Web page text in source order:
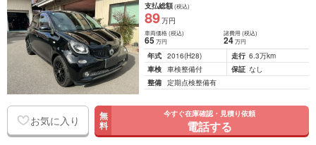
支払総額(税込)
89万円
車両価格(税込)
65万円
諸費用 (税込)
24 万円
年式 2016(H28) 走行 6.3万km
車検 車検整備付 保証 なし
整備 定期点検整備有
お気に入り 無
料
今すぐ在庫確認・見積り依頼
電話する